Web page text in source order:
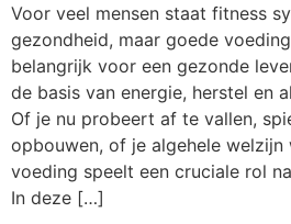
Voor veel mensen staat fitness
gezondheid, maar goede
belangrijk voor een gezonde
de basis van energie, herstel en
Of je nu probeert af te vallen,
opbouwen, of je algehele welzijn
voeding speelt een cruciale rol
In deze […]